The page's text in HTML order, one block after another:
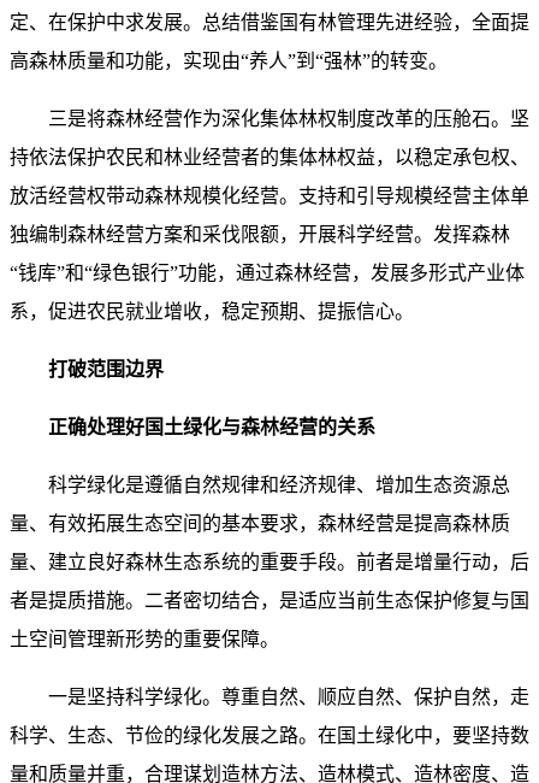
定、在保护中求发展。总结借鉴国有林管理先进经验，全面提
高森林质量和功能，实现由“养人”到“强林”的转变。
三是将森林经营作为深化集体林权制度改革的压舱石。坚
持依法保护农民和林业经营者的集体林权益，以稳定承包权、
放活经营权带动森林规模化经营。支持和引导规模经营主体单
独编制森林经营方案和采伐限额，开展科学经营。发挥森林
“钱库”和“绿色银行”功能，通过森林经营，发展多形式产业体
系，促进农民就业增收，稳定预期、提振信心。
打破范围边界
正确处理好国土绿化与森林经营的关系
科学绿化是遵循自然规律和经济规律、增加生态资源总
量、有效拓展生态空间的基本要求，森林经营是提高森林质
量、建立良好森林生态系统的重要手段。前者是增量行动，后
者是提质措施。二者密切结合，是适应当前生态保护修复与国
土空间管理新形势的重要保障。
一是坚持科学绿化。尊重自然、顺应自然、保护自然，走
科学、生态、节俭的绿化发展之路。在国土绿化中，要坚持数
量和质量并重，合理谋划造林方法、造林模式、造林密度、造